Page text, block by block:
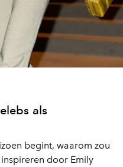
als
begint, waarom zou
door Emily